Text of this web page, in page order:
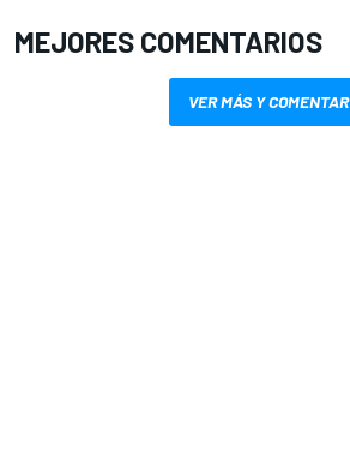
MEJORES COMENTARIOS
VER MÁS Y COMENTAR